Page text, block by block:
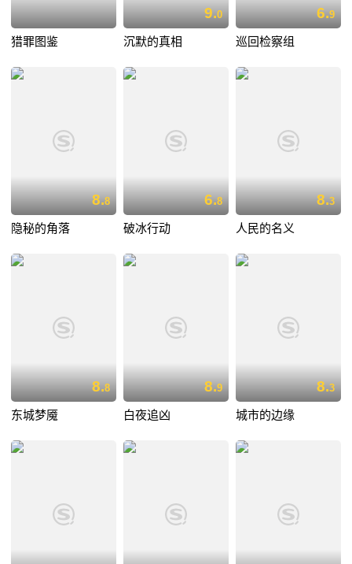
猎罪图鉴
9.0
沉默的真相
6.9
巡回检察组
8.8
隐秘的角落
6.8
破冰行动
8.3
人民的名义
8.8
东城梦魇
8.9
白夜追凶
8.3
城市的边缘